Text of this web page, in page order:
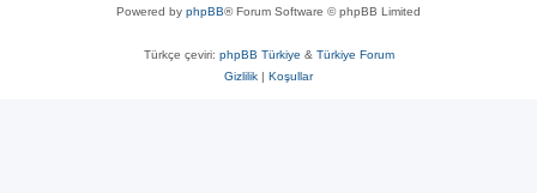
Powered by phpBB® Forum Software © phpBB Limited
Türkçe çeviri: phpBB Türkiye & Türkiye Forum
Gizlilik | Koşullar